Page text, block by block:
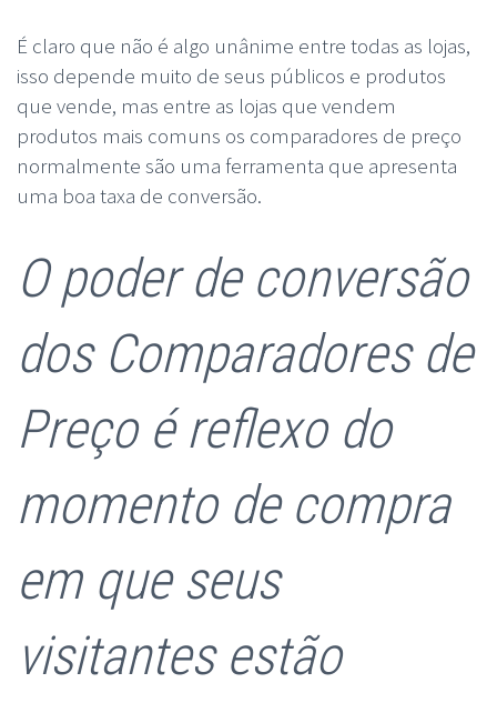
É claro que não é algo unânime entre todas as lojas,
isso depende muito de seus públicos e produtos
que vende, mas entre as lojas que vendem
produtos mais comuns os comparadores de preço
normalmente são uma ferramenta que apresenta
uma boa taxa de conversão.
O poder de conversão
dos Comparadores de
Preço é reflexo do
momento de compra
em que seus
visitantes estão